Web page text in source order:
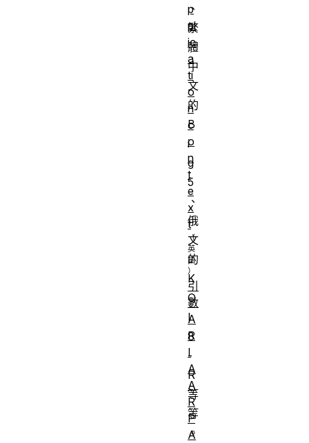
、
繁
體
中
文
的
B
i
g
5
、
俄
文
的
K
O
I
8
-
R
等
等
。
p
pl
ic
a
ti
o
n
c
o
n
t
e
x
t
引
數
A
R
I
A
A
R
P
A